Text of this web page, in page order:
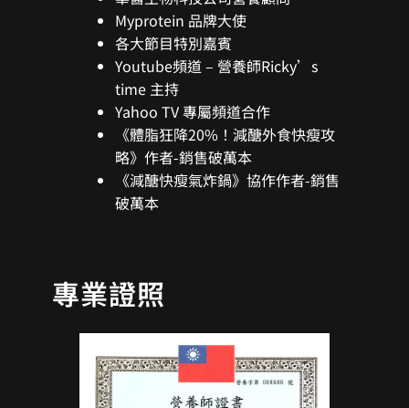
Myprotein 品牌大使
各大節目特別嘉賓
Youtube頻道 – 營養師Ricky’s
time 主持
Yahoo TV 專屬頻道合作
《體脂狂降20%！減醣外食快瘦攻
略》作者-銷售破萬本
《減醣快瘦氣炸鍋》協作作者-銷售
破萬本
專業證照